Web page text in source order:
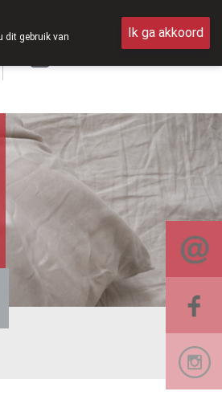
dit gebruik van
Ik ga akkoord